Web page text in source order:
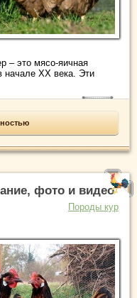
– это мясо-яичная
начале XX века. Эти
фото и видео
Породы кур